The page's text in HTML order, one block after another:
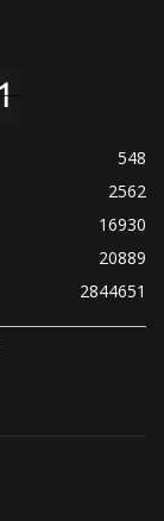
548
2562
16930
20889
2844651